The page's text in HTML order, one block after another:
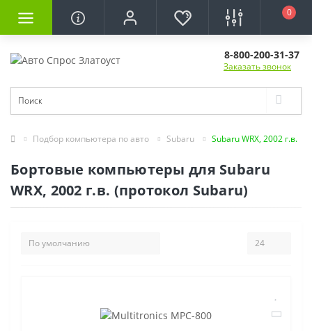
0
8-800-200-31-37
Заказать звонок
Подбор компьютера по авто Subaru Subaru WRX, 2002 г.в.
Бортовые компьютеры для Subaru
WRX, 2002 г.в. (протокол Subaru)